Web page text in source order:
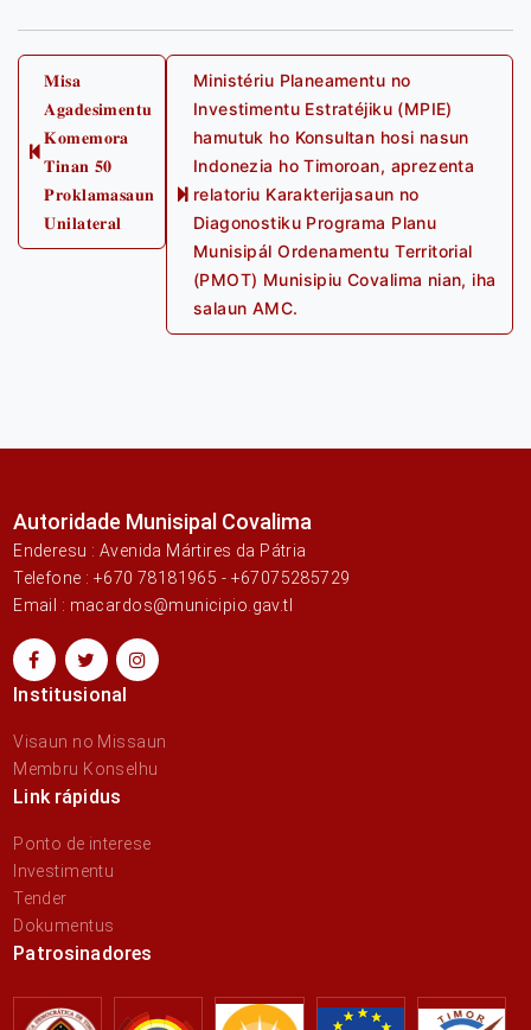
Post
navigation
Previous
post:
𝐌𝐢𝐬𝐚
𝐀𝐠𝐚𝐝𝐞𝐬𝐢𝐦𝐞𝐧𝐭𝐮
𝐊𝐨𝐦𝐞𝐦𝐨𝐫𝐚
𝐓𝐢𝐧𝐚𝐧 𝟓𝟎
𝐏𝐫𝐨𝐤𝐥𝐚𝐦𝐚𝐬𝐚𝐮𝐧
𝐔𝐧𝐢𝐥𝐚𝐭𝐞𝐫𝐚𝐥
Next
post:
Ministériu Planeamentu no
Investimentu Estratéjiku (MPIE)
hamutuk ho Konsultan hosi nasun
Indonezia ho Timoroan, aprezenta
relatoriu Karakterijasaun no
Diagonostiku Programa Planu
Munisipál Ordenamentu Territorial
(PMOT) Munisipiu Covalima nian, iha
salaun AMC.
Autoridade Munisipal Covalima
Enderesu : Avenida Mártires da Pátria
Telefone : +670 78181965 - +67075285729
Email : macardos@municipio.gav.tl
Institusional
Visaun no Missaun
Membru Konselhu
Link rápidus
Ponto de interese
Investimentu
Tender
Dokumentus
Patrosinadores